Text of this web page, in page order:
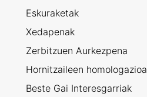
Eskuraketak
Xedapenak
Zerbitzuen Aurkezpena
Hornitzaileen homologazioa
Beste Gai Interesgarriak